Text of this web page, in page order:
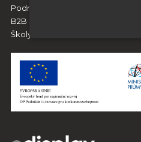
Podmínky ochrany osobních údajů
B2B & Spolupráce
Školy a vzdělávací instituce